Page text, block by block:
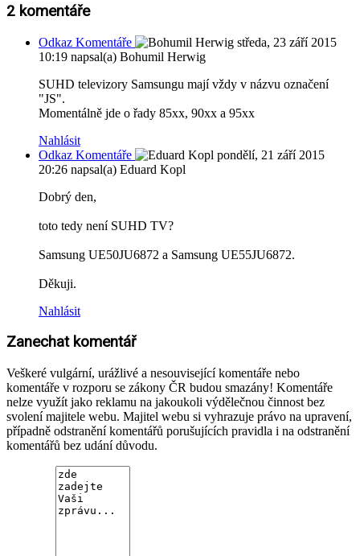
2 komentáře
Odkaz Komentáře
středa, 23 září 2015
10:19 napsal(a) Bohumil Herwig
SUHD televizory Samsungu mají vždy v názvu označení
"JS".
Momentálně jde o řady 85xx, 90xx a 95xx
Nahlásit
Odkaz Komentáře
pondělí, 21 září 2015
20:26 napsal(a) Eduard Kopl
Dobrý den,
toto tedy není SUHD TV?
Samsung UE50JU6872 a Samsung UE55JU6872.
Děkuji.
Nahlásit
Zanechat komentář
Veškeré vulgární, urážlivé a nesouvisející komentáře nebo
komentáře v rozporu se zákony ČR budou smazány! Komentáře
nelze využít jako reklamu na jakoukoli výdělečnou činnost bez
svolení majitele webu. Majitel webu si vyhrazuje právo na upravení,
případně odstranění komentářů porušujících pravidla i na odstranění
komentářů bez udání důvodu.